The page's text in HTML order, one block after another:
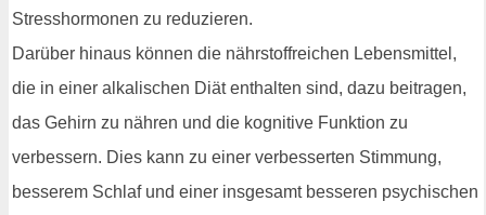
Stresshormonen zu reduzieren.
Darüber hinaus können die nährstoffreichen Lebensmittel,
die in einer alkalischen Diät enthalten sind, dazu beitragen,
das Gehirn zu nähren und die kognitive Funktion zu
verbessern. Dies kann zu einer verbesserten Stimmung,
besserem Schlaf und einer insgesamt besseren psychischen